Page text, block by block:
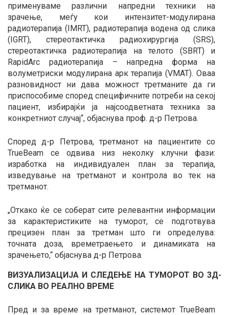
применуваме различни напредни техники на
зрачење, меѓу кои интензитет-модулирана
радиотерапија (IMRT), радиотерапија водена од слика
(IGRT), стереотактичка радиохирургија (SRS),
стереотактичка радиотерапија на телото (SBRT) и
RapidArc радиотерапија – напредна форма на
волуметриски модулирана aрк терапија (VMAT). Оваа
разновидност ни дава можност третманите да ги
приспособиме според специфичните потреби на секој
пациент, избирајќи ја најсоодветната техника за
конкретниот случај“, објаснува проф. д-р Петрова.
Според д-р Петрова, третманот на пациентите со
TrueBeam се одвива низ неколку клучни фази:
изработка на индивидуален план за терапија,
изведување на третманот и контрола во тек на
третманот.
„Откако ќе се соберат сите релевантни информации
за карактеристиките на туморот, се подготвува
прецизен план за третман што ги определува:
точната доза, времетраењето и динамиката на
зрачењето,“ објаснува д-р Петрова.
ВИЗУАЛИЗАЦИЈА И СЛЕДЕЊЕ НА ТУМОРОТ ВО 3Д-
СЛИКА ВО РЕАЛНО ВРЕМЕ
Пред и за време на третманот, системот TrueBeam